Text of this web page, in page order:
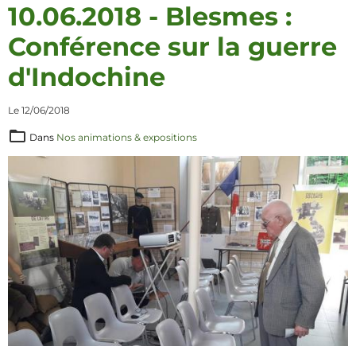
10.06.2018 - Blesmes :
Conférence sur la guerre
d'Indochine
Le 12/06/2018
Dans Nos animations & expositions